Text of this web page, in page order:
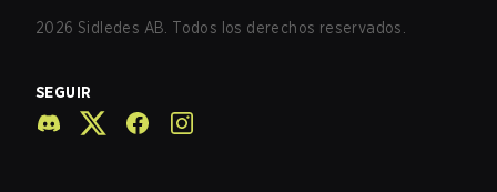
2026 Sidledes AB. Todos los derechos reservados.
SEGUIR